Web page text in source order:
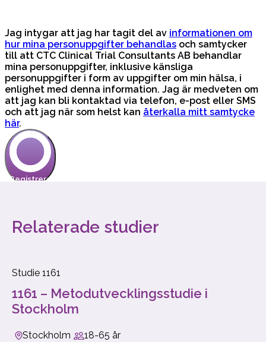
Relaterade studier
Studie 1161
1161 – Metodutvecklingsstudie i
Stockholm
Stockholm
18-65 år